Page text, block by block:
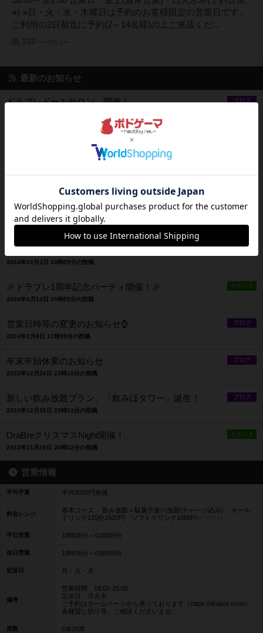
※) ※日・火・水・木曜日は予約のお客様限定の営業日です。
ご利用の2日前迄に予約(2～14名様)の上ご来店くだ...
最新のお知らせ
ブログ
ドラブレドールサロン 開催！
新ドラブレ開店記念miniコンベンション開催！
ブログ
新ドラブレ開店記念イベント決定！
2024年11月6日 21時32分の投稿
ブログ
ドラブレ、移転リニューアルのお知らせです！
2024年11月3日 20時17分の投稿
ブログ
2024年11月 移転リニューアルのお知らせ
2024年10月3日 19時09分の投稿
イベント
🎉ドラブレ1周年記念パーティ開催！🎉
2024年4月12日 20時05分の投稿
ブログ
営業日時等の変更のお知らせ⌚
2024年2月8日 17時39分の投稿
ブログ
年末年始休業のお知らせ
2023年12月26日 23時18分の投稿
ブログ
新しい飲み放題プラン、「飲みほタワー」誕生！
2023年12月26日 23時11分の投稿
イベント
DraBreクリスマスNight開催！
2023年11月28日 20時32分の投稿
営業情報
平均予算 平均3000円前後
料金レンジ
基本コース 飲み放題＋駄菓子食べ放題(チャージ込み) オール
ドリンク120分2600円 ソフトドリンク1600円～
平日営業 18時00分～01時00分
休日営業 18時00分～01時00分
定休日 月・火・水
備考
営業時間 18:00-25:00
定休日 月火水
ご予約はホームページから承っております（https://drabre.com/）
各種貸し切り等、ご相談くださいませ。
席数 6卓20席